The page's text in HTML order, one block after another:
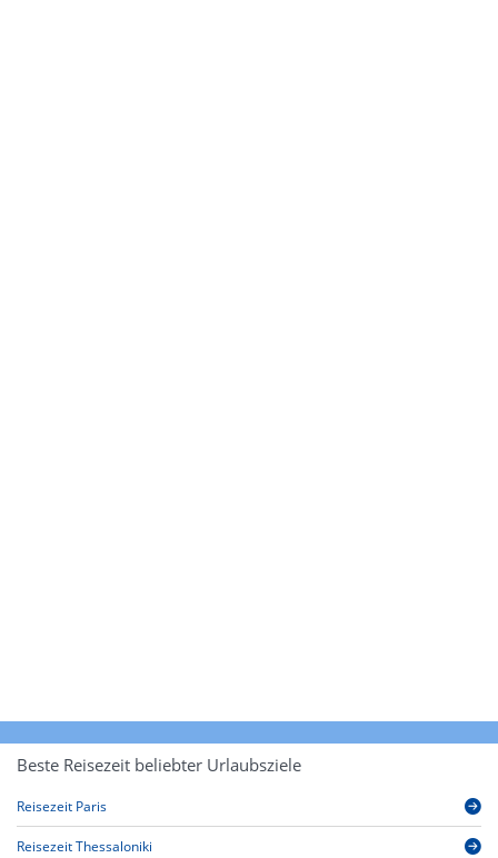
Beste Reisezeit beliebter Urlaubsziele
Reisezeit Paris
Reisezeit Thessaloniki